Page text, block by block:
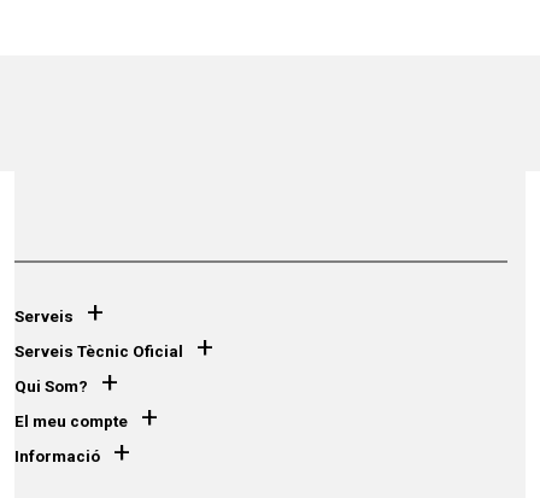
Serveis +
Serveis Tècnic Oficial +
Qui Som? +
El meu compte +
Informació +